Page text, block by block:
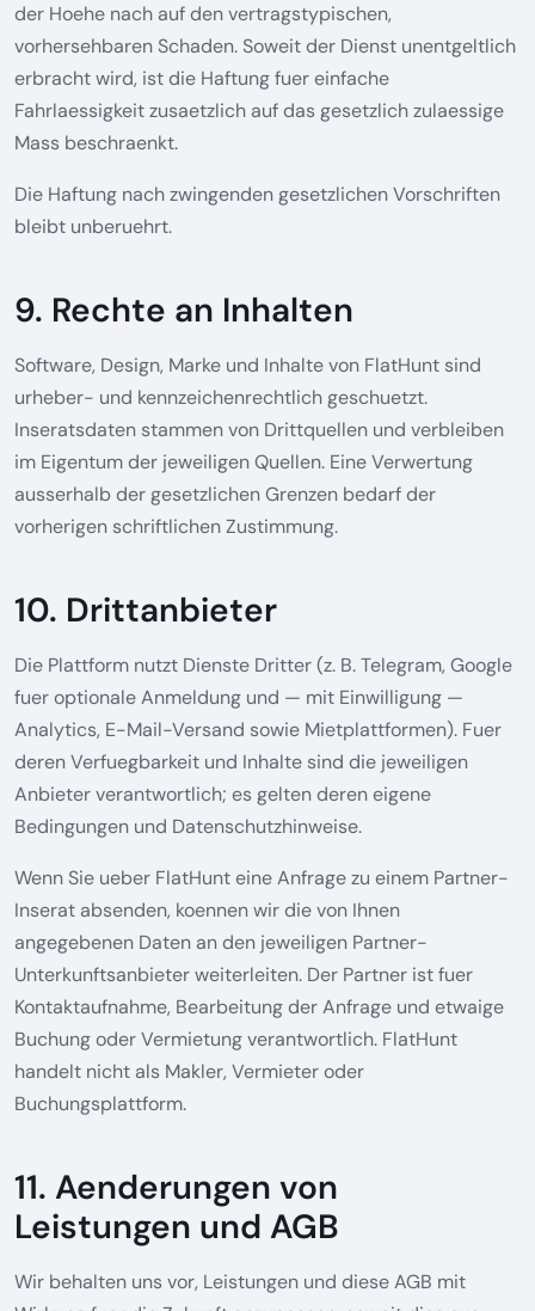
der Hoehe nach auf den vertragstypischen,
vorhersehbaren Schaden. Soweit der Dienst unentgeltlich
erbracht wird, ist die Haftung fuer einfache
Fahrlaessigkeit zusaetzlich auf das gesetzlich zulaessige
Mass beschraenkt.
Die Haftung nach zwingenden gesetzlichen Vorschriften
bleibt unberuehrt.
9. Rechte an Inhalten
Software, Design, Marke und Inhalte von FlatHunt sind
urheber- und kennzeichenrechtlich geschuetzt.
Inseratsdaten stammen von Drittquellen und verbleiben
im Eigentum der jeweiligen Quellen. Eine Verwertung
ausserhalb der gesetzlichen Grenzen bedarf der
vorherigen schriftlichen Zustimmung.
10. Drittanbieter
Die Plattform nutzt Dienste Dritter (z. B. Telegram, Google
fuer optionale Anmeldung und — mit Einwilligung —
Analytics, E-Mail-Versand sowie Mietplattformen). Fuer
deren Verfuegbarkeit und Inhalte sind die jeweiligen
Anbieter verantwortlich; es gelten deren eigene
Bedingungen und Datenschutzhinweise.
Wenn Sie ueber FlatHunt eine Anfrage zu einem Partner-
Inserat absenden, koennen wir die von Ihnen
angegebenen Daten an den jeweiligen Partner-
Unterkunftsanbieter weiterleiten. Der Partner ist fuer
Kontaktaufnahme, Bearbeitung der Anfrage und etwaige
Buchung oder Vermietung verantwortlich. FlatHunt
handelt nicht als Makler, Vermieter oder
Buchungsplattform.
11. Aenderungen von
Leistungen und AGB
Wir behalten uns vor, Leistungen und diese AGB mit